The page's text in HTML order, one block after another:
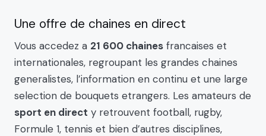
Une offre de chaines en direct
Vous accedez a 21 600 chaines francaises et
internationales, regroupant les grandes chaines
generalistes, l’information en continu et une large
selection de bouquets etrangers. Les amateurs de
sport en direct y retrouvent football, rugby,
Formule 1, tennis et bien d’autres disciplines,